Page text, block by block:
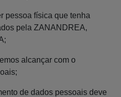
pessoa física que tenha
pela ZANANDREA,
alcançar com o
de dados pessoais deve